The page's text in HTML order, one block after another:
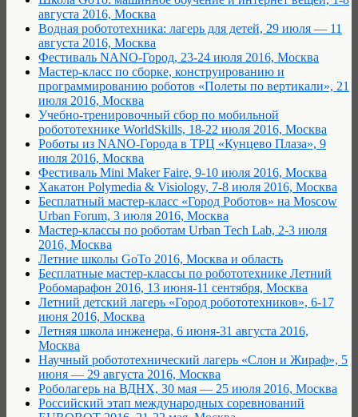
августа 2016, Москва
Водная робототехника: лагерь для детей, 29 июля — 11
августа 2016, Москва
Фестиваль NANO-Город, 23-24 июля 2016, Москва
Мастер-класс по сборке, конструированию и
программированию роботов «Полеты по вертикали», 21
июля 2016, Москва
Учебно-тренировочный сбор по мобильной
робототехнике WorldSkills, 18-22 июля 2016, Москва
Роботы из NANO-Города в TРЦ «Кунцево Плаза», 9
июля 2016, Москва
Фестиваль Mini Maker Faire, 9-10 июля 2016, Москва
Хакатон Polymedia & Visiology, 7-8 июля 2016, Москва
Бесплатный мастер-класс «Город Роботов» на Moscow
Urban Forum, 3 июля 2016, Москва
Мастер-классы по роботам Urban Tech Lab, 2-3 июля
2016, Москва
Летние школы GoTo 2016, Москва и область
Бесплатные мастер-классы по робототехнике Летний
Робомарафон 2016, 13 июня-11 сентября, Москва
Летний детский лагерь «Город робототехников», 6-17
июня 2016, Москва
Летняя школа инженера, 6 июня-31 августа 2016,
Москва
Научный робототехнический лагерь «Слон и Жираф», 5
июня — 29 августа 2016, Москва
Роболагерь на ВДНХ, 30 мая — 25 июля 2016, Москва
Российский этап международных соревнований